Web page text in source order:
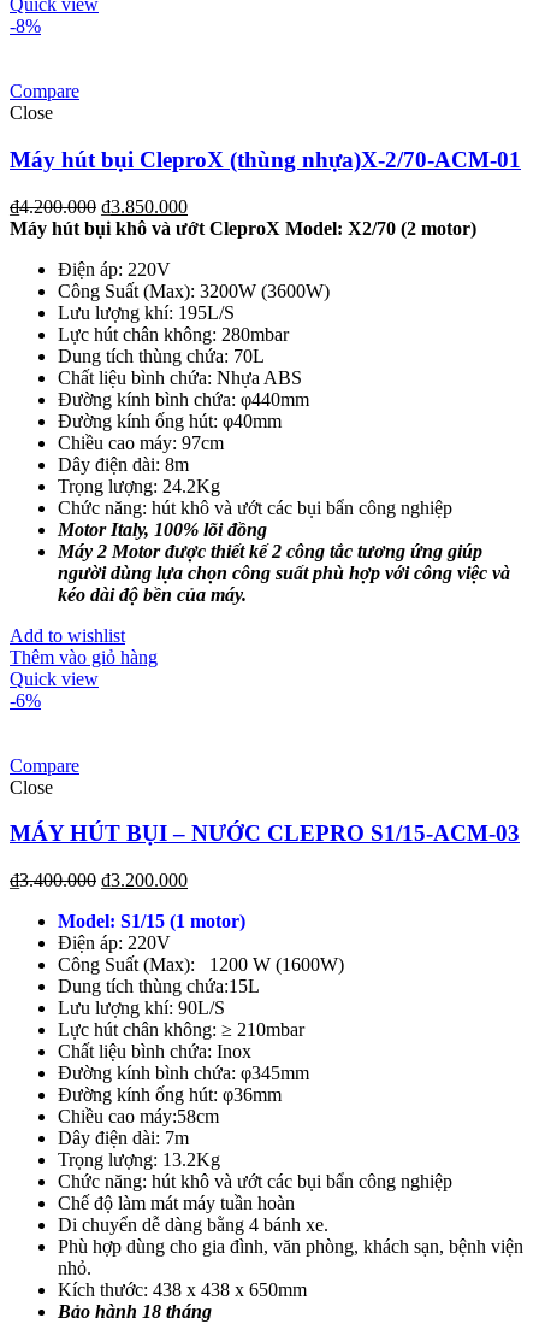
Quick view
-8%
Compare
Close
Máy hút bụi CleproX (thùng nhựa)X-2/70-ACM-01
₫4.200.000 ₫3.850.000
Máy hút bụi khô và ướt CleproX Model: X2/70 (2 motor)
Điện áp: 220V
Công Suất (Max): 3200W (3600W)
Lưu lượng khí: 195L/S
Lực hút chân không: 280mbar
Dung tích thùng chứa: 70L
Chất liệu bình chứa: Nhựa ABS
Đường kính bình chứa: φ440mm
Đường kính ống hút: φ40mm
Chiều cao máy: 97cm
Dây điện dài: 8m
Trọng lượng: 24.2Kg
Chức năng: hút khô và ướt các bụi bẩn công nghiệp
Motor Italy, 100% lõi đồng
Máy 2 Motor được thiết kế 2 công tắc tương ứng giúp
người dùng lựa chọn công suất phù hợp với công việc và
kéo dài độ bền của máy.
Add to wishlist
Thêm vào giỏ hàng
Quick view
-6%
Compare
Close
MÁY HÚT BỤI – NƯỚC CLEPRO S1/15-ACM-03
₫3.400.000 ₫3.200.000
Model: S1/15 (1 motor)
Điện áp: 220V
Công Suất (Max): 1200 W (1600W)
Dung tích thùng chứa:15L
Lưu lượng khí: 90L/S
Lực hút chân không: ≥ 210mbar
Chất liệu bình chứa: Inox
Đường kính bình chứa: φ345mm
Đường kính ống hút: φ36mm
Chiều cao máy:58cm
Dây điện dài: 7m
Trọng lượng: 13.2Kg
Chức năng: hút khô và ướt các bụi bẩn công nghiệp
Chế độ làm mát máy tuần hoàn
Di chuyển dễ dàng bằng 4 bánh xe.
Phù hợp dùng cho gia đình, văn phòng, khách sạn, bệnh viện
nhỏ.
Kích thước: 438 x 438 x 650mm
Bảo hành 18 tháng